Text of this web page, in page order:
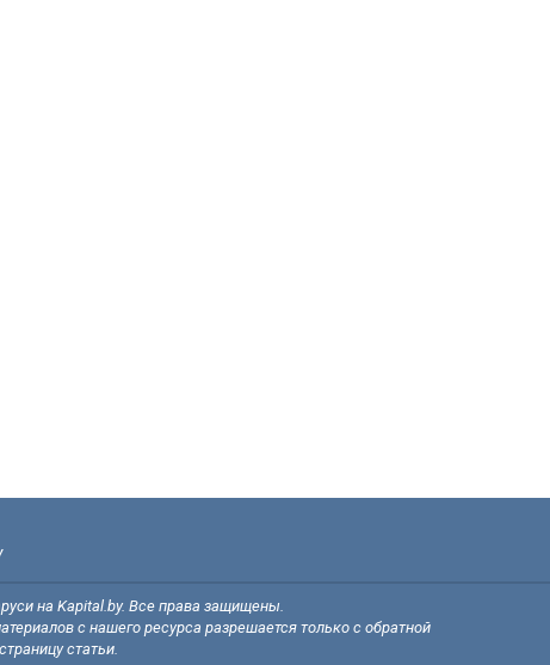
на Kapital.by. Все права защищены.
с нашего ресурса разрешается только с обратной
статьи.